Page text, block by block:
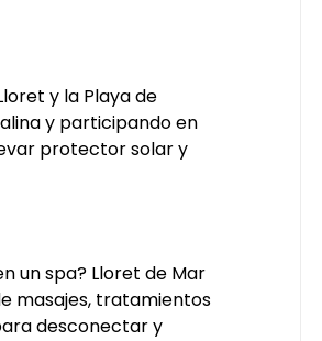
y la Playa de
y participando en
protector solar y
un spa? Lloret de Mar
masajes, tratamientos
desconectar y